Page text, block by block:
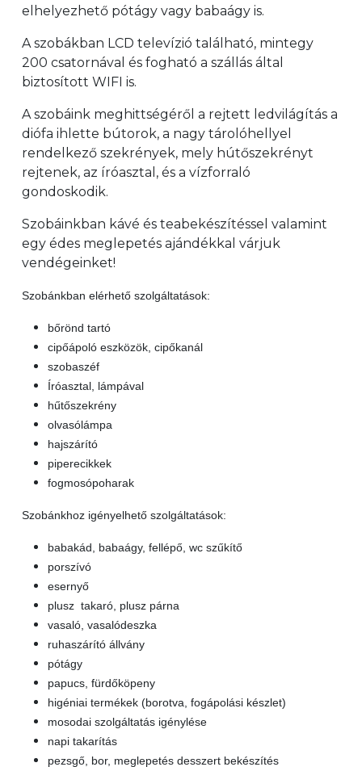
elhelyezhető pótágy vagy babaágy is.
A szobákban LCD televízió található, mintegy
200 csatornával és fogható a szállás által
biztosított WIFI is.
A szobáink meghittségéről a rejtett ledvilágítás a
diófa ihlette bútorok, a nagy tárolóhellyel
rendelkező szekrények, mely hútőszekrényt
rejtenek, az íróasztal, és a vízforraló
gondoskodik.
Szobáinkban kávé és teabekészítéssel valamint
egy édes meglepetés ajándékkal várjuk
vendégeinket!
Szobánkban elérhető szolgáltatások:
bőrönd tartó
cipőápoló eszközök, cipőkanál
szobaszéf
Íróasztal, lámpával
hűtőszekrény
olvasólámpa
hajszárító
piperecikkek
fogmosópoharak
Szobánkhoz igényelhető szolgáltatások:
babakád, babaágy, fellépő, wc szűkítő
porszívó
esernyő
plusz takaró, plusz párna
vasaló, vasalódeszka
ruhaszárító állvány
pótágy
papucs, fürdőköpeny
higéniai termékek (borotva, fogápolási készlet)
mosodai szolgáltatás igénylése
napi takarítás
pezsgő, bor, meglepetés desszert bekészítés